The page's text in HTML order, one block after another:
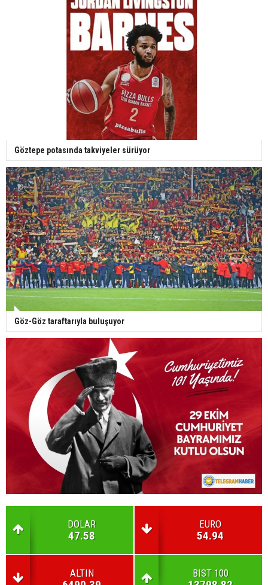
Göztepe potasında takviyeler sürüyor
Göz-Göz taraftarıyla buluşuyor
DOLAR
47.58
EURO
54.94
ALTIN BIST 100